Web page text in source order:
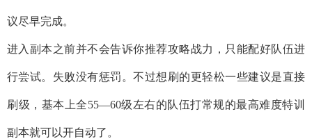
议尽早完成。
进入副本之前并不会告诉你推荐攻略战力，只能配好队伍进
行尝试。失败没有惩罚。不过想刷的更轻松一些建议是直接
刷级，基本上全55—60级左右的队伍打常规的最高难度特训
副本就可以开自动了。